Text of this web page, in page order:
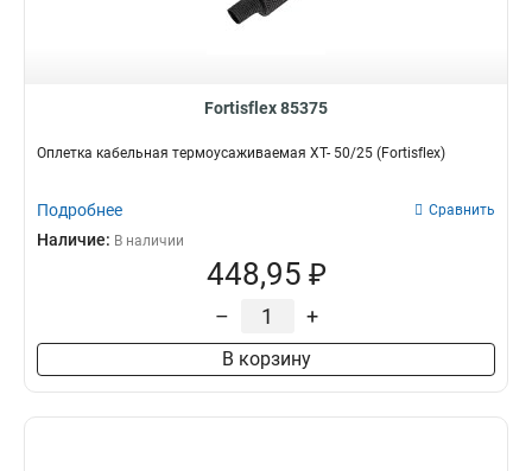
Fortisflex 85375
Оплетка кабельная термоусаживаемая XT- 50/25 (Fortisflex)
Подробнее Сравнить
Наличие: В наличии
448,95 ₽
– +
В корзину